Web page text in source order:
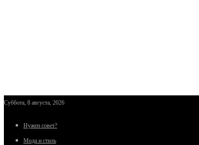
Суббота, 8 августа, 2026
Нужен совет?
Мода и стиль